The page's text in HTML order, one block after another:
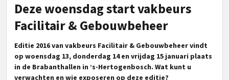
Deze woensdag start vakbeurs
Facilitair & Gebouwbeheer
Editie 2016 van vakbeurs Facilitair & Gebouwbeheer vindt
op woensdag 13, donderdag 14 en vrijdag 15 januari plaats
in de Brabanthallen in ’s-Hertogenbosch. Wat kunt u
verwachten en wie exposeren op deze editie?